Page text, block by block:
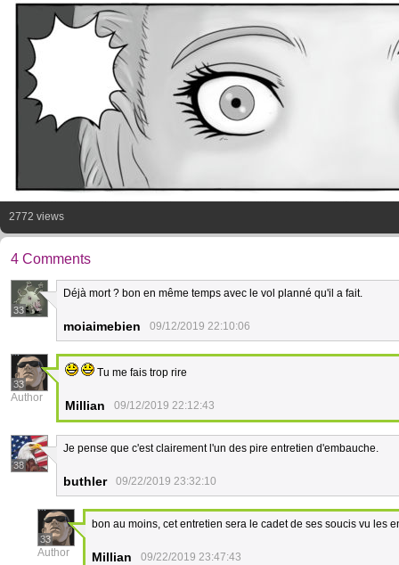
2772 views
4 Comments
33
Déjà mort ? bon en même temps avec le vol planné qu'il a fait.
moiaimebien 09/12/2019 22:10:06
33
Author
Tu me fais trop rire
Millian 09/12/2019 22:12:43
38
Je pense que c'est clairement l'un des pire entretien d'embauche.
buthler 09/22/2019 23:32:10
33
Author
bon au moins, cet entretien sera le cadet de ses soucis vu les
Millian 09/22/2019 23:47:43